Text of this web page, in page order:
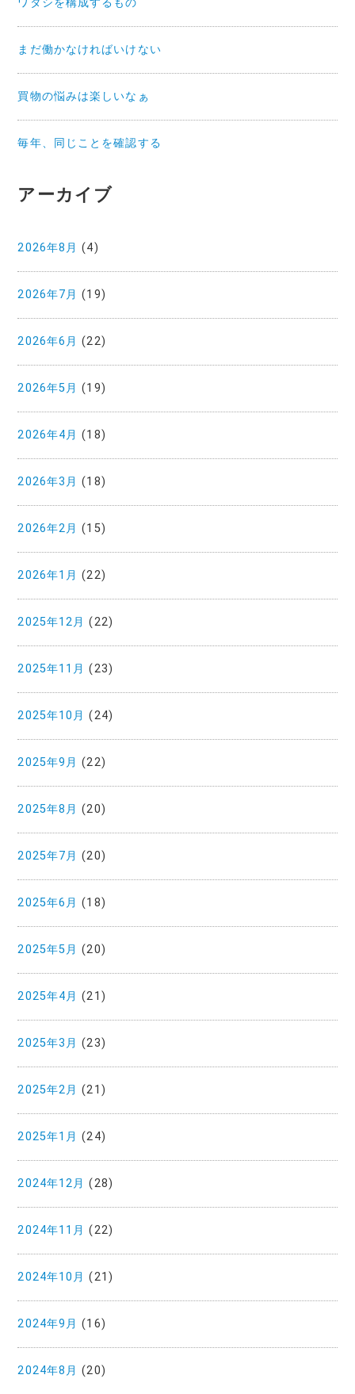
ワタシを構成するもの
まだ働かなければいけない
買物の悩みは楽しいなぁ
毎年、同じことを確認する
アーカイブ
2026年8月 (4)
2026年7月 (19)
2026年6月 (22)
2026年5月 (19)
2026年4月 (18)
2026年3月 (18)
2026年2月 (15)
2026年1月 (22)
2025年12月 (22)
2025年11月 (23)
2025年10月 (24)
2025年9月 (22)
2025年8月 (20)
2025年7月 (20)
2025年6月 (18)
2025年5月 (20)
2025年4月 (21)
2025年3月 (23)
2025年2月 (21)
2025年1月 (24)
2024年12月 (28)
2024年11月 (22)
2024年10月 (21)
2024年9月 (16)
2024年8月 (20)